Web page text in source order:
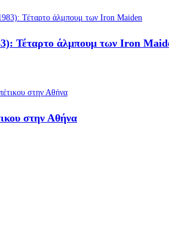
Τέταρτο άλμπουμ των Iron
στην Αθήνα